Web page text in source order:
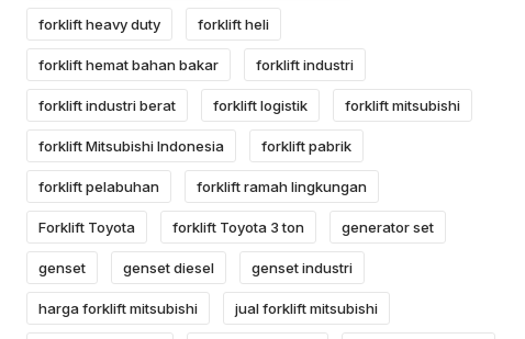
forklift heavy duty forklift heli
forklift hemat bahan bakar forklift industri
forklift industri berat forklift logistik forklift mitsubishi
forklift Mitsubishi Indonesia forklift pabrik
forklift pelabuhan forklift ramah lingkungan
Forklift Toyota forklift Toyota 3 ton generator set
genset genset diesel genset industri
harga forklift mitsubishi jual forklift mitsubishi